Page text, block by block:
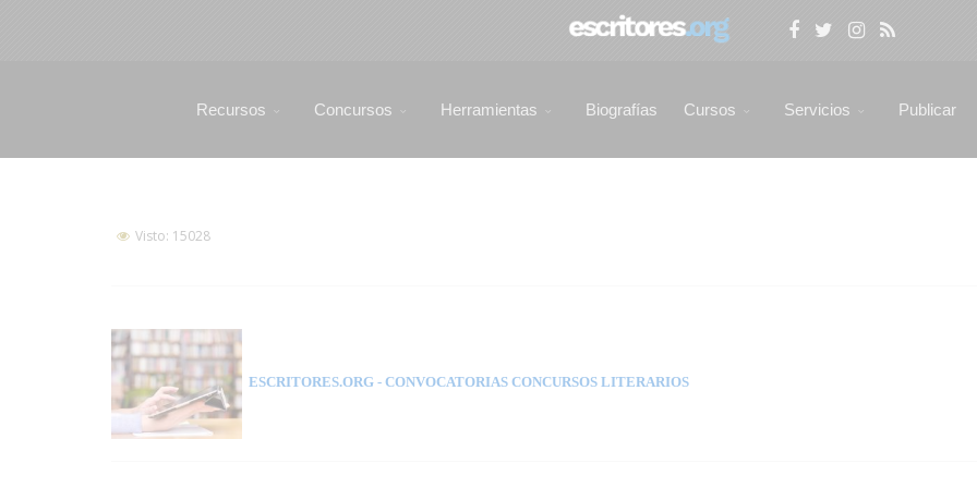
Recursos Concursos Herramientas Biografías Cursos Servicios Publicar
Visto: 15028
ESCRITORES.ORG - CONVOCATORIAS CONCURSOS LITERARIOS